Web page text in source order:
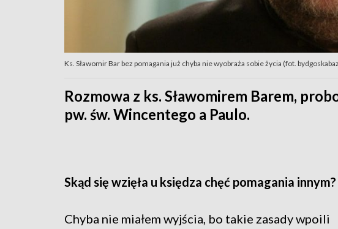
Ks. Sławomir Bar bez pomagania już chyba nie wyobraża sobie życia (fot.
Rozmowa z ks. Sławomirem Barem,
pw. św. Wincentego a Paulo.
Skąd się wzięła u księdza chęć pomagania innym?
Chyba nie miałem wyjścia, bo takie zasady wpoili